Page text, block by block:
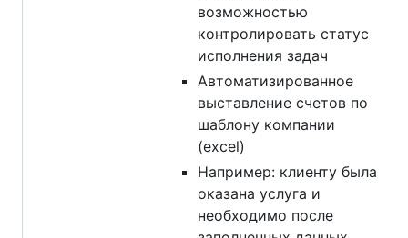
возможностью
контролировать статус
исполнения задач
Автоматизированное
выставление счетов по
шаблону компании
(excel)
Например: клиенту была
оказана услуга и
необходимо после